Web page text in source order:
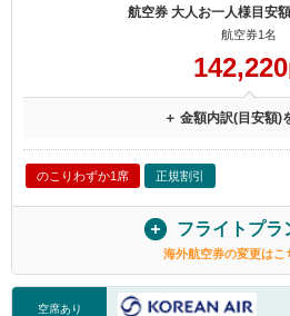
航空券 大人お一人様目安
航空券1名
142,220
＋ 金額内訳(目安額)
のこりわずか1席 正規割引
フライトプラ
海外航空券の変更はこ
空席あり